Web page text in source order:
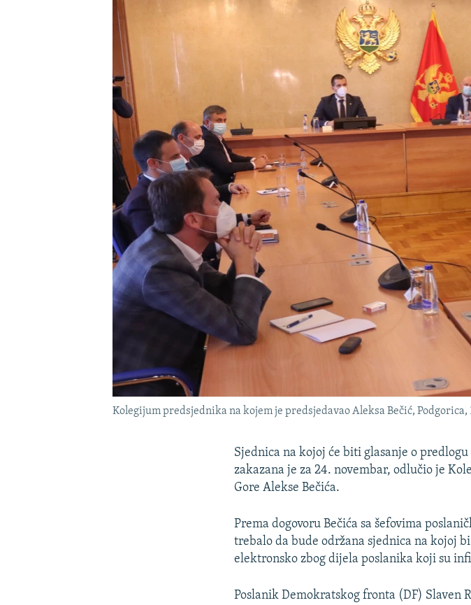
GENOCID U SREBRENICI
POPLAVE I KLIZIŠTA U BIH 2024.
TRI DECENIJE OD RATA U BIH
NASTANAK I RASPAD JUGOSLAVIJE
Kolegijum predsjednika na kojem je predsjedavao Aleksa Bečić, Podgorica,
Sjednica na kojoj će biti glasanje o
zakazana je za 24. novembar, odlučio je
Gore Alekse Bečića.
Prema dogovoru Bečića sa šefovima
trebalo da bude održana sjednica na kojoj
elektronsko zbog dijela poslanika koji su
Poslanik Demokratskog fronta (DF) Slaven